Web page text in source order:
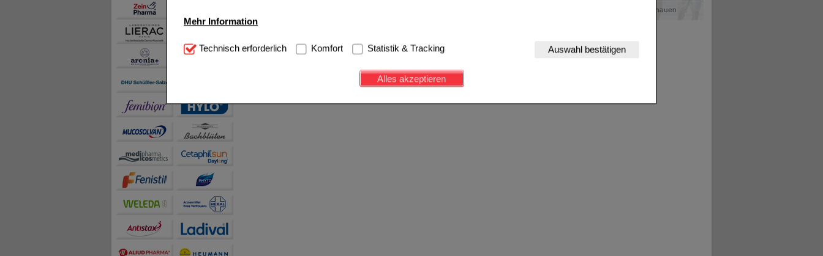
Mehr Information
Technisch Notwendig: Hierbei handelt es sich um Cookies, die für die Grundfunktionen unserer Website
notwendig sind (z.B. Navigation, Warenkorb, Kundenkonto), weshalb auf diese nicht verzichtet werden kann.
Diese Cookies werden genutzt um das Einkaufserlebnis noch ansprechender zu gestalten,
beispielsweise für die Wiedererkennung des Besuchers oder unsere Seite an bevorzugte Verhaltensweisen (z.B.
Inhalte anzuzeigen und unser Partnerprogramm zu betreiben.
Statistik & Tracking:
auch die Werbung auf Drittseiten möglichst relevant für Sie zu gestalten. Bitte beachten Sie, dass Daten hierfür
teilweise an Dritte wie z.B. Google oder soziale Medien übertragen werden.
Technisch erforderlich Komfort Statistik & Tracking Auswahl bestätigen
Alles akzeptieren